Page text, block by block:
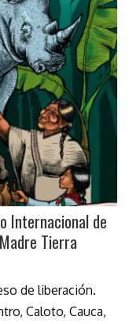
Internacional de
Tierra
de liberación.
Caloto, Cauca,